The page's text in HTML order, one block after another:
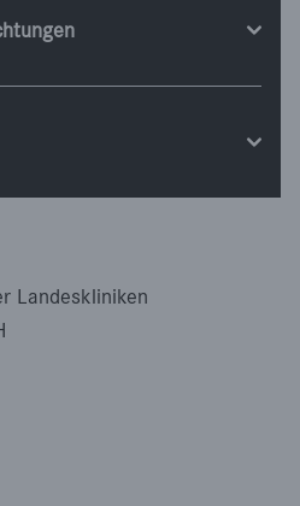
Landeskliniken